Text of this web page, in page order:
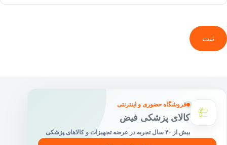
ثبت
فروشگاه حضوری و اینترنتی
کالای پزشکی فیض
بیش از ۴۰ سال تجربه در عرضه تجهیزات و کالاهای پزشکی